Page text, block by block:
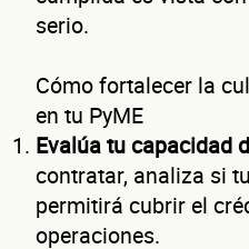
serio.
Cómo fortalecer la
en tu PyME
Evalúa tu capacidad
contratar, analiza si
permitirá cubrir el
operaciones.
¿Cuánto factura tu negocio
Esto nos ayuda a ofrecerte la